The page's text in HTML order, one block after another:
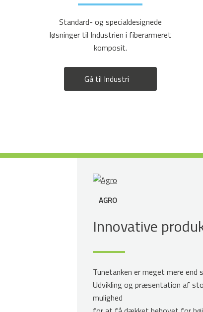
Standard- og specialdesignede
løsninger til Industrien i fiberarmeret
komposit.
Gå til Industri
AGRO
Innovative
Tunetanken er meget mere end
Udvikling og præsentation af
mulighed